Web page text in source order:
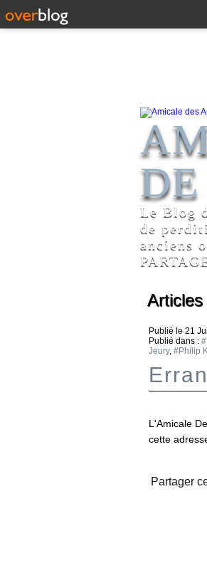
Le Blog
de
anciens
Publié le 21
Publié dans :
Jeury, #Philip
L'Amicale
cette
Partager